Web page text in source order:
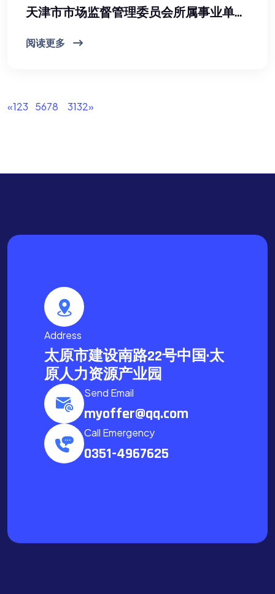
天津市市场监督管理委员会所属事业单位2026年公开招聘公告(35人)
阅读更多
«123 5678 3132»
Address
太原市建设南路22号中国·太
原人力资源产业园
Send Email
myoffer@qq.com
Call Emergency
0351-4967625